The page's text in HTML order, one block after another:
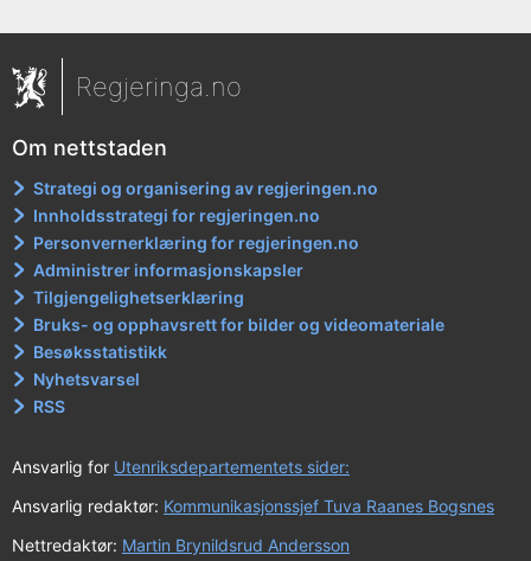
Regjeringa.no
Om nettstaden
Strategi og organisering av regjeringen.no
Innholdsstrategi for regjeringen.no
Personvernerklæring for regjeringen.no
Administrer informasjonskapsler
Tilgjengelighetserklæring
Bruks- og opphavsrett for bilder og videomateriale
Besøksstatistikk
Nyhetsvarsel
RSS
Ansvarlig for Utenriksdepartementets sider:
Ansvarlig redaktør: Kommunikasjonssjef Tuva Raanes Bogsnes
Nettredaktør: Martin Brynildsrud Andersson